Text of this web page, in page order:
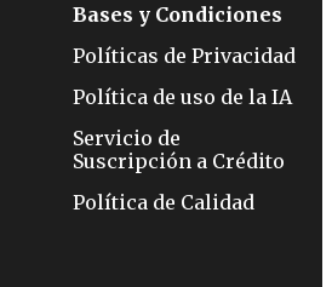
Bases y Condiciones
Políticas de Privacidad
Política de uso de la IA
Servicio de
Suscripción a Crédito
Política de Calidad